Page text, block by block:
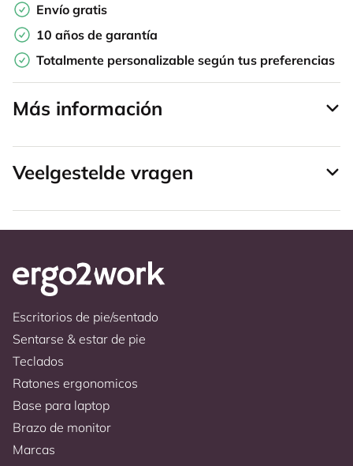
Envío gratis
10 años de garantía
Totalmente personalizable según tus preferencias
Más información
Veelgestelde vragen
Escritorios de pie/sentado
Sentarse & estar de pie
Teclados
Ratones ergonomicos
Base para laptop
Brazo de monitor
Marcas